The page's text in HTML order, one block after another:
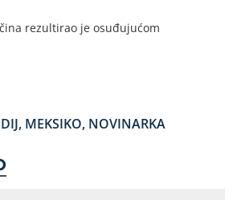
rezultirao je osuđujućom
, MEKSIKO, NOVINARKA